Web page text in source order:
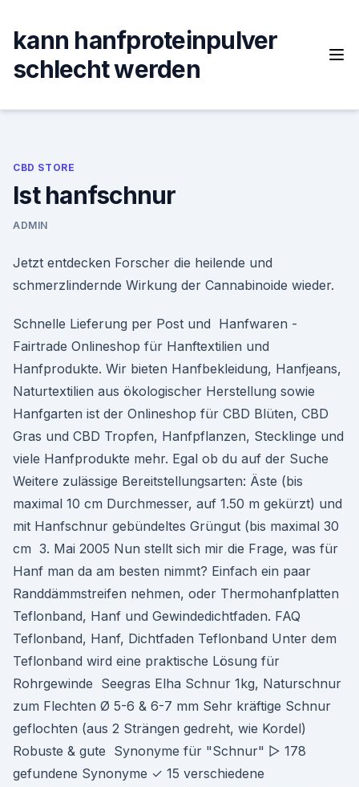
content
kann hanfproteinpulver
schlecht werden
CBD STORE
Ist hanfschnur
ADMIN
Jetzt entdecken Forscher die heilende und
schmerzlindernde Wirkung der Cannabinoide wieder.
Schnelle Lieferung per Post und Hanfwaren -
Fairtrade Onlineshop für Hanftextilien und
Hanfprodukte. Wir bieten Hanfbekleidung, Hanfjeans,
Naturtextilien aus ökologischer Herstellung sowie
Hanfgarten ist der Onlineshop für CBD Blüten, CBD
Gras und CBD Tropfen, Hanfpflanzen, Stecklinge und
viele Hanfprodukte mehr. Egal ob du auf der Suche
Weitere zulässige Bereitstellungsarten: Äste (bis
maximal 10 cm Durchmesser, auf 1.50 m gekürzt) und
mit Hanfschnur gebündeltes Grüngut (bis maximal 30
cm 3. Mai 2005 Nun stellt sich mir die Frage, was für
Hanf man da am besten nimmt? Einfach ein paar
Randdämmstreifen nehmen, oder Thermohanfplatten
Teflonband, Hanf und Gewindedichtfaden. FAQ
Teflonband, Hanf, Dichtfaden Teflonband Unter dem
Teflonband wird eine praktische Lösung für
Rohrgewinde Seegras Elha Schnur 1kg, Naturschnur
zum Flechten Ø 5-6 & 6-7 mm Sehr kräftige Schnur
geflochten (aus 2 Strängen gedreht, wie Kordel)
Robuste & gute Synonyme für "Schnur" ▷ 178
gefundene Synonyme ✓ 15 verschiedene